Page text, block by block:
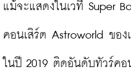
แม้จะแสดงในเวที Super
คอนเสิร์ต Astroworld ของ
ในปี 2019 ติดอันดับทัวร์คอ